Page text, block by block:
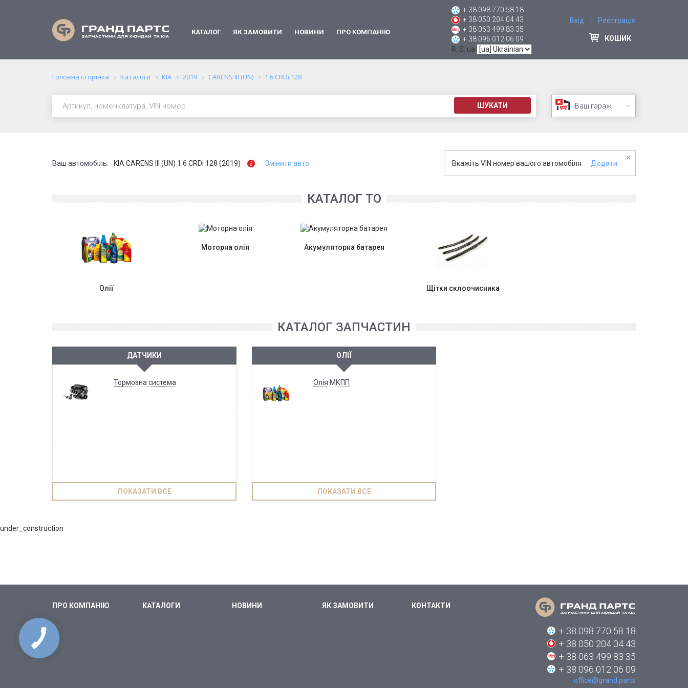
КАТАЛОГ ЯК ЗАМОВИТИ НОВИНИ ПРО КОМПАНІЮ
+ 38 098 770 58 18
+ 38 050 204 04 43
+ 38 063 499 83 35
+ 38 096 012 06 09
R: S: ua
Вхід Реєстрація
КОШИК
Головна сторінка Каталоги KIA 2019 CARENS III (UN) 1.6 CRDi 128
ШУКАТИ Ваш гараж
Ваш автомобіль: KIA CARENS III (UN) 1.6 CRDi 128 (2019) Змінити авто Вкажіть VIN номер вашого автомобіля Додати
×
КАТАЛОГ ТО
Олії
Моторна олія Акумуляторна батарея
Щітки склоочисника
КАТАЛОГ ЗАПЧАСТИН
ДАТЧИКИ
Тормозна система
ПОКАЗАТИ ВСЕ
ОЛІЇ
Олія МКПП
ПОКАЗАТИ ВСЕ
under_construction
ПРО КОМПАНІЮ КАТАЛОГИ НОВИНИ ЯК ЗАМОВИТИ КОНТАКТИ
+ 38 098 770 58 18
+ 38 050 204 04 43
+ 38 063 499 83 35
+ 38 096 012 06 09
office@grand.parts